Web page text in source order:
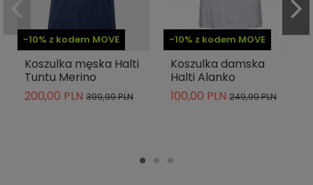
-10% z kodem MOVE
Koszulka męska Halti
Tuntu Merino
200,00 PLN 399,99 PLN
-10% z kodem MOVE
Koszulka damska
Halti Alanko
100,00 PLN 249,99 PLN